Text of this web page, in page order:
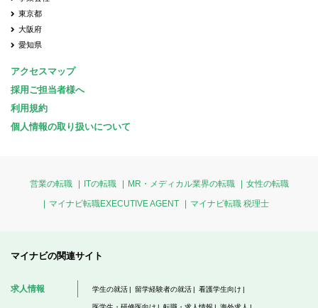
東京都
大阪府
愛知県
アクセスマップ
採用ご担当者様へ
利用規約
個人情報の取り扱いについて
営業の転職 ITの転職 MR・メディカル業界の転職
女性の転職
マイナビ転職EXECUTIVE AGENT
マイナビ転職 税理士
マイナビの関連サイト
求人情報 学生の就活 留学経験者の就活 看護学生向け